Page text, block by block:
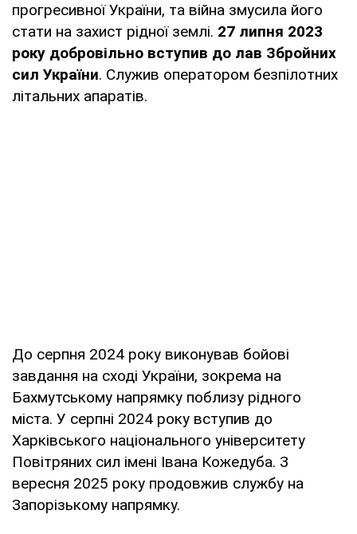
прогресивної України, та війна змусила його
стати на захист рідної землі. 27 липня 2023
року добровільно вступив до лав Збройних
сил України. Служив оператором безпілотних
літальних апаратів.
До серпня 2024 року виконував бойові
завдання на сході України, зокрема на
Бахмутському напрямку поблизу рідного
міста. У серпні 2024 року вступив до
Харківського національного університету
Повітряних сил імені Івана Кожедуба. З
вересня 2025 року продовжив службу на
Запорізькому напрямку.